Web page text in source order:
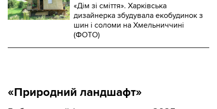
«Дім зі сміття». Харківська
дизайнерка збудувала екобудинок з
шин і соломи на Хмельниччині
(ФОТО)
«Природний ландшафт»